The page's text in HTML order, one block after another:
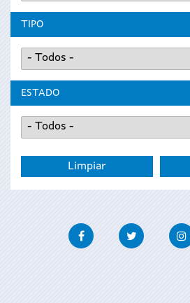
TIPO
ESTADO
FacebookTwitter